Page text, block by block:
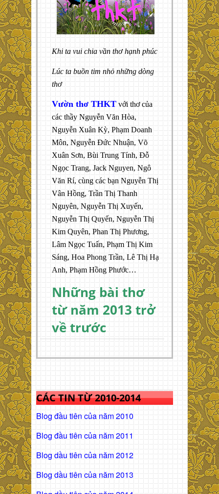
Khi ta vui chia vần thơ hạnh phúc
Lúc ta buồn tim nhỏ những dòng
thơ
Vườn thơ THKT với thơ của
các thầy Nguyễn Văn Hòa,
Nguyễn Xuân Kỳ, Phạm Doanh
Môn, Nguyễn Đức Nhuận, Võ
Xuân Sơn, Bùi Trung Tính, Đỗ
Ngọc Trang, Jack Nguyen, Ngô
Văn Rí, cùng các bạn Nguyễn Thị
Vân Hồng, Trần Thị Thanh
Nguyên, Nguyễn Thị Xuyến,
Nguyễn Thị Quyến, Nguyễn Thị
Kim Quyên, Phan Thị Phương,
Lâm Ngọc Tuấn, Phạm Thị Kim
Sáng, Hoa Phong Trần, Lê Thị Hạ
Anh, Phạm Hồng Phước…
Những bài thơ
từ năm 2013 trở
về trước
CÁC TIN TỪ 2010-2014
Blog đầu tiên của năm 2010
Blog đầu tiên của năm 2011
Blog dầu tiên của năm 2012
Blog dầu tiên của năm 2013